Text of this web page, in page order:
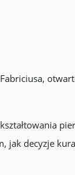
jak decyzje